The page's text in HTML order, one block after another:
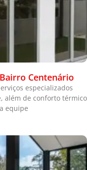
Centenário
especializados
além de conforto térmico
equipe